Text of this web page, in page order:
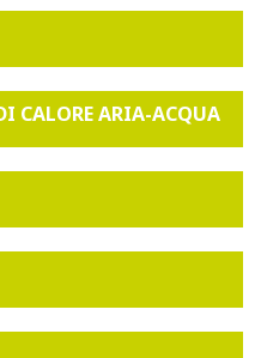
CALORE ARIA-ACQUA